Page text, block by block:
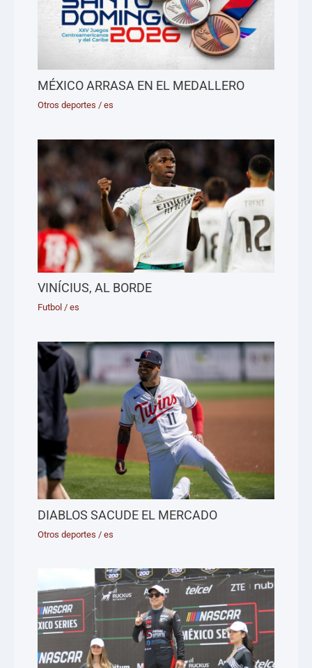
MÉXICO ARRASA EN EL MEDALLERO
Otros deportes /es
VINÍCIUS, AL BORDE
Futbol /es
DIABLOS SACUDE EL MERCADO
Otros deportes /es